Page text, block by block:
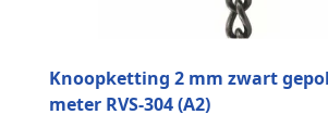
Knoopketting 2 mm zwart
meter RVS-304 (A2)